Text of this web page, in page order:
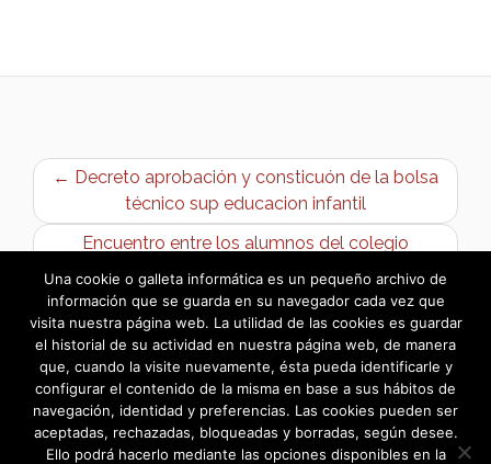
← Decreto aprobación y consticuón de la bolsa
técnico sup educacion infantil
Encuentro entre los alumnos del colegio
«Madre de la Vida» y «La Patrulla Verde» →
Una cookie o galleta informática es un pequeño archivo de
información que se guarda en su navegador cada vez que
visita nuestra página web. La utilidad de las cookies es guardar
el historial de su actividad en nuestra página web, de manera
que, cuando la visite nuevamente, ésta pueda identificarle y
configurar el contenido de la misma en base a sus hábitos de
navegación, identidad y preferencias. Las cookies pueden ser
aceptadas, rechazadas, bloqueadas y borradas, según desee.
Ello podrá hacerlo mediante las opciones disponibles en la